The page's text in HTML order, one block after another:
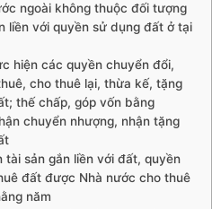
ngoài không thuộc đối tượng
liền với quyền sử dụng đất ở tại
hiện các quyền chuyển đổi,
cho thuê lại, thừa kế, tặng
thế chấp, góp vốn bằng
chuyển nhượng, nhận tặng
sản gắn liền với đất, quyền
đất được Nhà nước cho thuê
năm